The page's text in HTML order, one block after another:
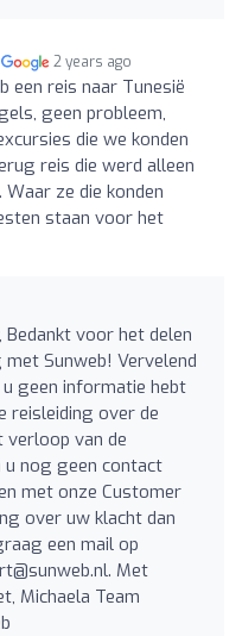
2 years ago
een reis naar Tunesië
geen probleem,
die we konden
reis die werd alleen
ze die konden
staan voor het
voor het delen
Sunweb! Vervelend
geen informatie hebt
reisleiding over de
verloop van de
u nog geen contact
met onze Customer
over uw klacht dan
een mail op
. Met
Michaela Team